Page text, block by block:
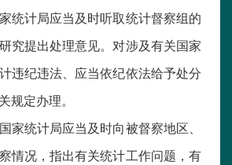
统计局应当及时听取统计督察组的
究提出处理意见。对涉及有关国家
违纪违法、应当依纪依法给予处分
规定办理。
统计局应当及时向被督察地区、
情况，指出有关统计工作问题，有